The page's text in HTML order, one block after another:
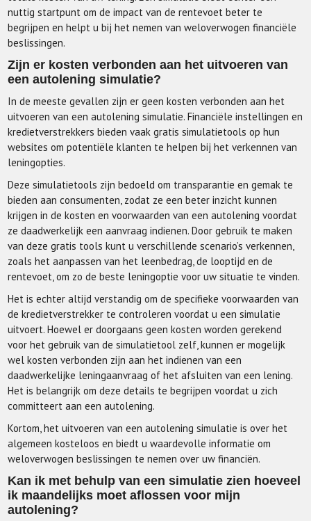
nuttig startpunt om de impact van de rentevoet beter te
begrijpen en helpt u bij het nemen van weloverwogen financiële
beslissingen.
Zijn er kosten verbonden aan het uitvoeren van
een autolening simulatie?
In de meeste gevallen zijn er geen kosten verbonden aan het
uitvoeren van een autolening simulatie. Financiële instellingen en
kredietverstrekkers bieden vaak gratis simulatietools op hun
websites om potentiële klanten te helpen bij het verkennen van
leningopties.
Deze simulatietools zijn bedoeld om transparantie en gemak te
bieden aan consumenten, zodat ze een beter inzicht kunnen
krijgen in de kosten en voorwaarden van een autolening voordat
ze daadwerkelijk een aanvraag indienen. Door gebruik te maken
van deze gratis tools kunt u verschillende scenario’s verkennen,
zoals het aanpassen van het leenbedrag, de looptijd en de
rentevoet, om zo de beste leningoptie voor uw situatie te vinden.
Het is echter altijd verstandig om de specifieke voorwaarden van
de kredietverstrekker te controleren voordat u een simulatie
uitvoert. Hoewel er doorgaans geen kosten worden gerekend
voor het gebruik van de simulatietool zelf, kunnen er mogelijk
wel kosten verbonden zijn aan het indienen van een
daadwerkelijke leningaanvraag of het afsluiten van een lening.
Het is belangrijk om deze details te begrijpen voordat u zich
committeert aan een autolening.
Kortom, het uitvoeren van een autolening simulatie is over het
algemeen kosteloos en biedt u waardevolle informatie om
weloverwogen beslissingen te nemen over uw financiën.
Kan ik met behulp van een simulatie zien hoeveel
ik maandelijks moet aflossen voor mijn
autolening?